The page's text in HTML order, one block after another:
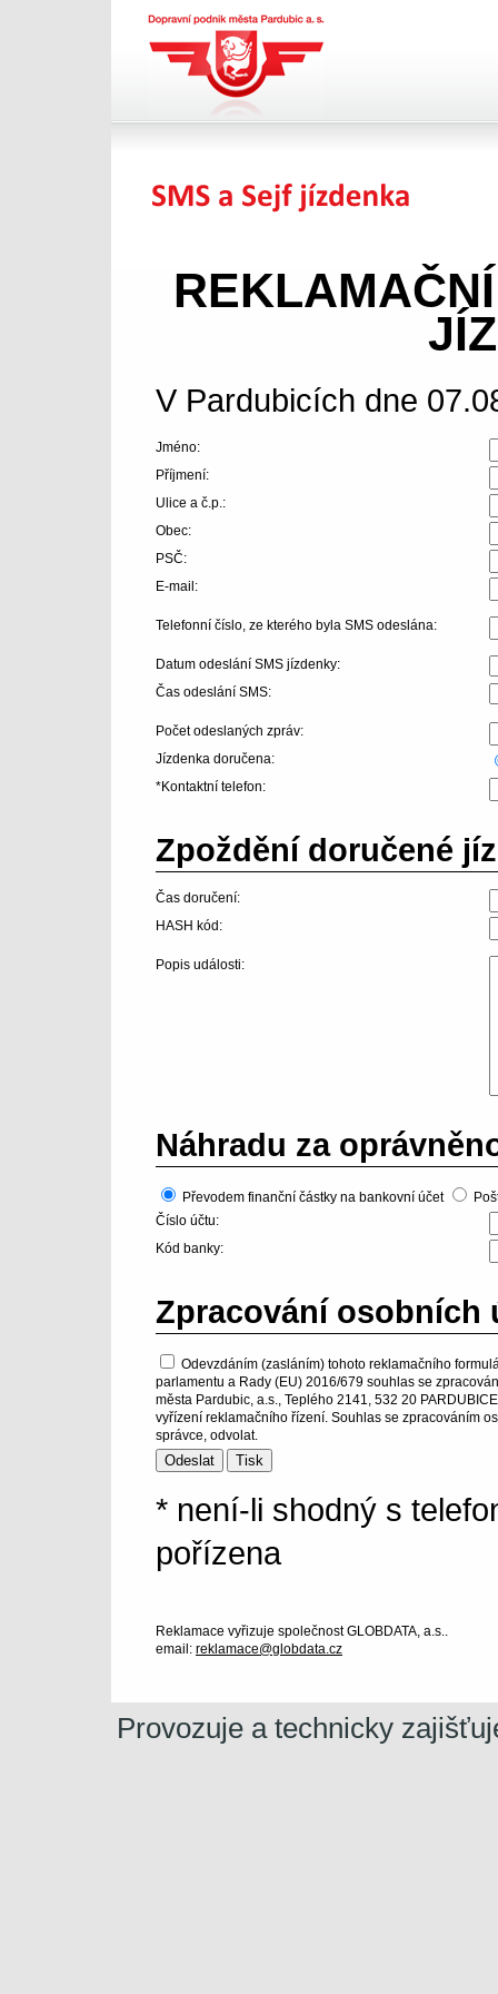
Dopravní podnik města
Pardubic a.s.
SMS jízdenka
V Pardubicích dne
Jméno:
Příjmení:
Ulice a č.p.:
Obec:
PSČ:
E-mail:
Telefonní číslo, ze kterého byla SMS odeslána:
Datum odeslání SMS jízdenky:
Čas odeslání SMS:
Počet odeslaných zpráv:
Jízdenka doručena:
*Kontaktní telefon:
Zpoždění doručené
Čas doručení:
HASH kód:
Popis události:
Náhradu za
Převodem finanční částky na bankovní účet
Číslo účtu:
Kód banky:
Zpracování osobních
Odevzdáním (zasláním) tohoto reklamačního
parlamentu a Rady (EU) 2016/679 souhlas se
města Pardubic, a.s., Teplého 2141, 532 20
vyřízení reklamačního řízení. Souhlas se zpracováním
správce, odvolat.
* není-li shodný s
pořízena
Reklamace vyřizuje společnost GLOBDATA, a.s..
email: reklamace@globdata.cz
Provozuje a technicky